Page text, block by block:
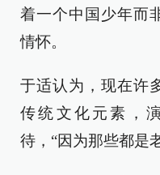
着一个中国少年而
情怀。
于适认为，现在许
传统文化元素，
待，“因为那些都是